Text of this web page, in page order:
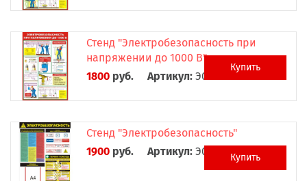
Стенд "Электробезопасность при
напряжении до 1000 В"
1800 руб. Артикул: Э0022
Купить
Стенд "Электробезопасность"
1900 руб. Артикул: Э0023 Купить